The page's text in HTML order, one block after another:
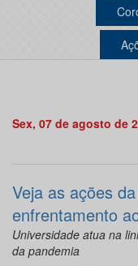
Sex, 07 de agosto de
Veja as ações
enfrentamento
Universidade atua na
da pandemia